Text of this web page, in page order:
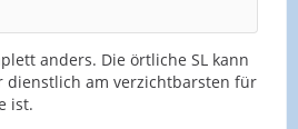
anders. Die örtliche SL kann
dienstlich am verzichtbarsten für
ist.